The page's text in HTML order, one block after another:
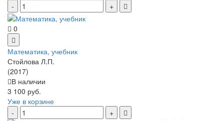
0
Математика, учебник
Стойлова Л.П.
(2017)
В наличии
3 100 руб.
Уже в корзине